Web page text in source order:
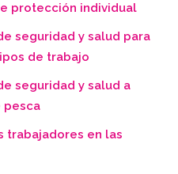
protección individual
seguridad y salud para
de trabajo
seguridad y salud a
pesca
trabajadores en las